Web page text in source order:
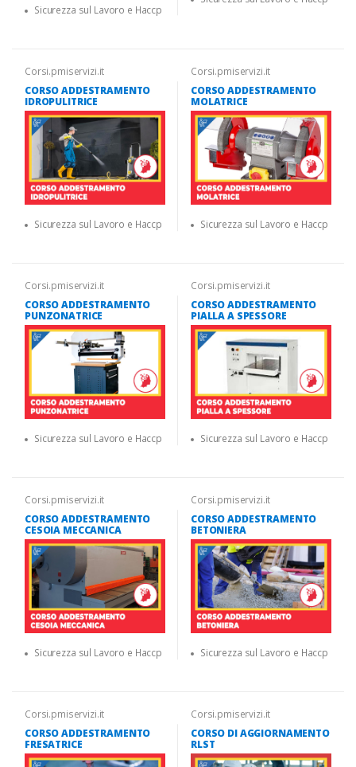
Sicurezza sul Lavoro e Haccp
Corsi.pmiservizi.it
CORSO ADDESTRAMENTO
IDROPULITRICE
Sicurezza sul Lavoro e Haccp
Corsi.pmiservizi.it
CORSO ADDESTRAMENTO
MOLATRICE
Sicurezza sul Lavoro e Haccp
Corsi.pmiservizi.it
CORSO ADDESTRAMENTO
PUNZONATRICE
Sicurezza sul Lavoro e Haccp
Corsi.pmiservizi.it
CORSO ADDESTRAMENTO
PIALLA A SPESSORE
Sicurezza sul Lavoro e Haccp
Corsi.pmiservizi.it
CORSO ADDESTRAMENTO
CESOIA MECCANICA
Sicurezza sul Lavoro e Haccp
Corsi.pmiservizi.it
CORSO ADDESTRAMENTO
BETONIERA
Sicurezza sul Lavoro e Haccp
Corsi.pmiservizi.it
CORSO ADDESTRAMENTO
FRESATRICE
Corsi.pmiservizi.it
CORSO DI AGGIORNAMENTO
RLST